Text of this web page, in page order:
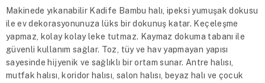
Makinede yıkanabilir Kadife Bambu halı, ipeksi yumuşak dokusu
ile ev dekorasyonunuza lüks bir dokunuş katar. Keçeleşme
yapmaz, kolay kolay leke tutmaz. Kaymaz dokuma tabanı ile
güvenli kullanım sağlar. Toz, tüy ve hav yapmayan yapısı
sayesinde hijyenik ve sağlıklı bir ortam sunar. Antre halısı,
mutfak halısı, koridor halısı, salon halısı, beyaz halı ve çocuk